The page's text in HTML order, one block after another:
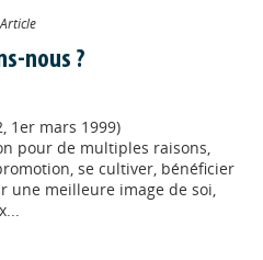
Article
nous ?
1er mars 1999)
pour de multiples raisons,
se cultiver, bénéficier
une meilleure image de soi,